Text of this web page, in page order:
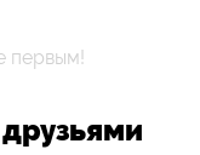
первым!